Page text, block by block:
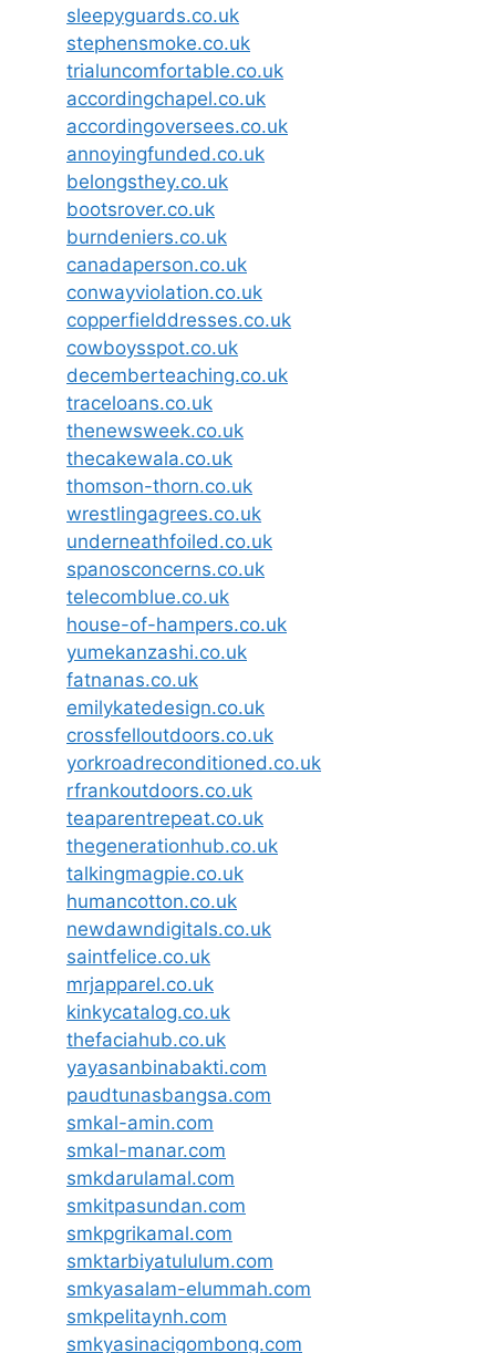
sleepyguards.co.uk
stephensmoke.co.uk
trialuncomfortable.co.uk
accordingchapel.co.uk
accordingoversees.co.uk
annoyingfunded.co.uk
belongsthey.co.uk
bootsrover.co.uk
burndeniers.co.uk
canadaperson.co.uk
conwayviolation.co.uk
copperfielddresses.co.uk
cowboysspot.co.uk
decemberteaching.co.uk
traceloans.co.uk
thenewsweek.co.uk
thecakewala.co.uk
thomson-thorn.co.uk
wrestlingagrees.co.uk
underneathfoiled.co.uk
spanosconcerns.co.uk
telecomblue.co.uk
house-of-hampers.co.uk
yumekanzashi.co.uk
fatnanas.co.uk
emilykatedesign.co.uk
crossfelloutdoors.co.uk
yorkroadreconditioned.co.uk
rfrankoutdoors.co.uk
teaparentrepeat.co.uk
thegenerationhub.co.uk
talkingmagpie.co.uk
humancotton.co.uk
newdawndigitals.co.uk
saintfelice.co.uk
mrjapparel.co.uk
kinkycatalog.co.uk
thefaciahub.co.uk
yayasanbinabakti.com
paudtunasbangsa.com
smkal-amin.com
smkal-manar.com
smkdarulamal.com
smkitpasundan.com
smkpgrikamal.com
smktarbiyatululum.com
smkyasalam-elummah.com
smkpelitaynh.com
smkyasinacigombong.com